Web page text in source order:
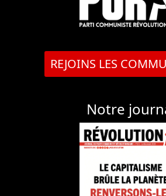
REJOINS LES
Notre